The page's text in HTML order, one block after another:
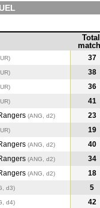
Total
)
37
)
38
)
36
)
41
(ANG, d2)
23
)
19
(ANG, d2)
40
(ANG, d2)
34
(ANG, d2)
18
d3)
5
d4)
42